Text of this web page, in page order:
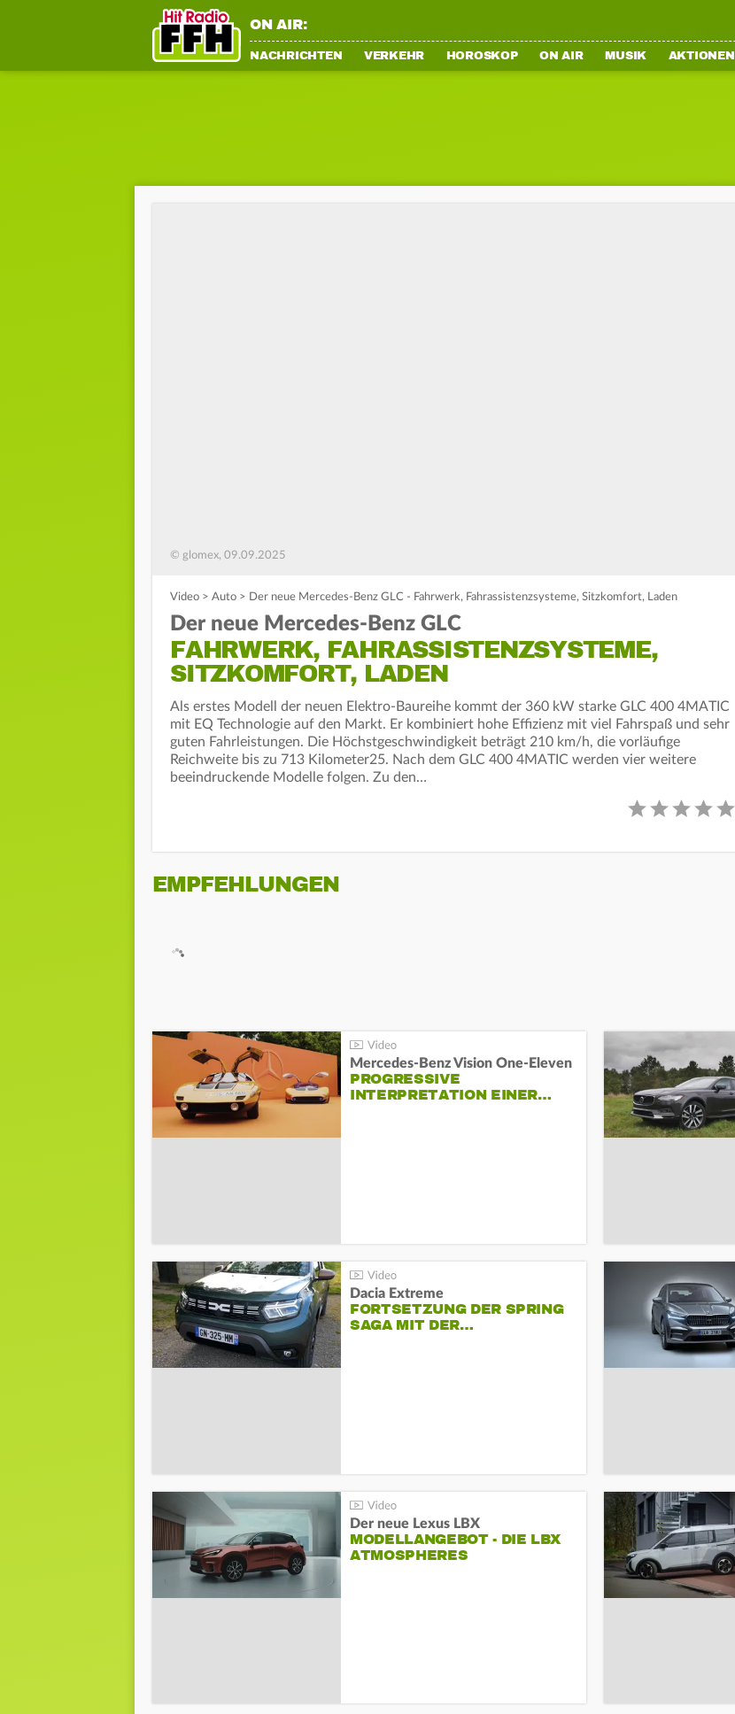
ON AIR:
NACHRICHTEN VERKEHR HOROSKOP ON AIR MUSIK AKTIONEN
© glomex, 09.09.2025
Video > Auto > Der neue Mercedes-Benz GLC - Fahrwerk, Fahrassistenzsysteme, Sitzkomfort, Laden
Der neue Mercedes-Benz GLC
FAHRWERK, FAHRASSISTENZSYSTEME,
SITZKOMFORT, LADEN
Als erstes Modell der neuen Elektro-Baureihe kommt der 360 kW starke GLC 400 4MATIC
mit EQ Technologie auf den Markt. Er kombiniert hohe Effizienz mit viel Fahrspaß und sehr
guten Fahrleistungen. Die Höchstgeschwindigkeit beträgt 210 km/h, die vorläufige
Reichweite bis zu 713 Kilometer25. Nach dem GLC 400 4MATIC werden vier weitere
beeindruckende Modelle folgen. Zu den…
EMPFEHLUNGEN
Mercedes-Benz Vision One-Eleven
PROGRESSIVE
INTERPRETATION EINER…
Dacia Extreme
FORTSETZUNG DER SPRING
SAGA MIT DER…
Der neue Lexus LBX
MODELLANGEBOT - DIE LBX
ATMOSPHERES